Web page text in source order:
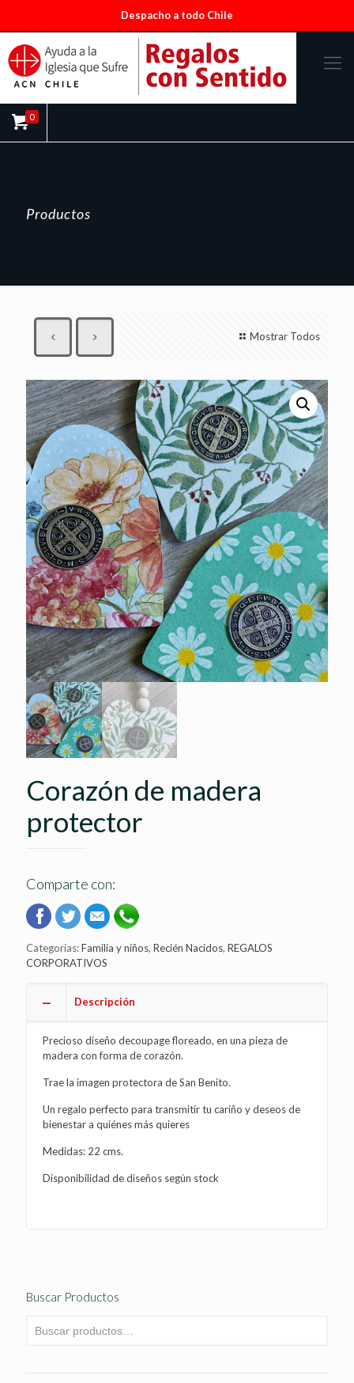
Despacho a todo Chile
0
Productos
Mostrar Todos
Corazón de madera
protector
Comparte con:
Categorías:Familia y niños, Recién Nacidos, REGALOS
CORPORATIVOS
Descripción
Precioso diseño decoupage floreado, en una pieza de
madera con forma de corazón.
Trae la imagen protectora de San Benito.
Un regalo perfecto para transmitir tu cariño y deseos de
bienestar a quiénes más quieres
Medidas: 22 cms.
Disponibilidad de diseños según stock
Buscar Productos